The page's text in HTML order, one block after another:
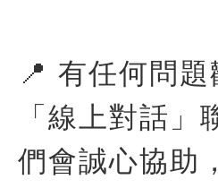
📍 有任何問題
「線上對話」
們會誠心協助